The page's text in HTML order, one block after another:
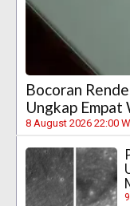
Bocoran
Ungkap Empat
8 August 2026 22:00